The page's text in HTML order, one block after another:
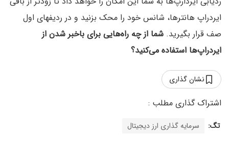
ایردراپ‌ هانترها، شانس خود را محک بزنید و در ردیفهای اول
صف قرار بگیرید. شما از چه راه‌هایی برای باخبر شدن از
ایردراپ‌ها استفاده می‌کنید؟
نشان گذاری
تگ: سرمایه گذاری ارز دیجیتال